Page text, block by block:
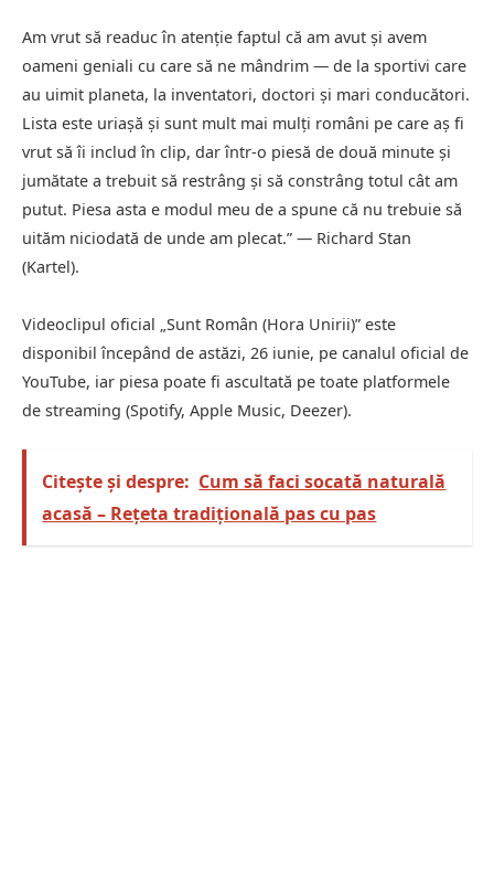
Am vrut să readuc în atenție faptul că am avut și avem
oameni geniali cu care să ne mândrim — de la sportivi care
au uimit planeta, la inventatori, doctori și mari conducători.
Lista este uriașă și sunt mult mai mulți români pe care aș fi
vrut să îi includ în clip, dar într-o piesă de două minute și
jumătate a trebuit să restrâng și să constrâng totul cât am
putut. Piesa asta e modul meu de a spune că nu trebuie să
uităm niciodată de unde am plecat.” — Richard Stan
(Kartel).
Videoclipul oficial „Sunt Român (Hora Unirii)” este
disponibil începând de astăzi, 26 iunie, pe canalul oficial de
YouTube, iar piesa poate fi ascultată pe toate platformele
de streaming (Spotify, Apple Music, Deezer).
Citește și despre: Cum să faci socată naturală
acasă – Rețeta tradițională pas cu pas